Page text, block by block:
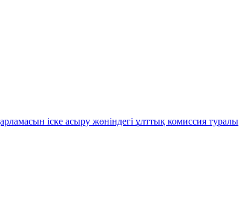
іске асыру жөніндегі ұлттық комиссия туралы